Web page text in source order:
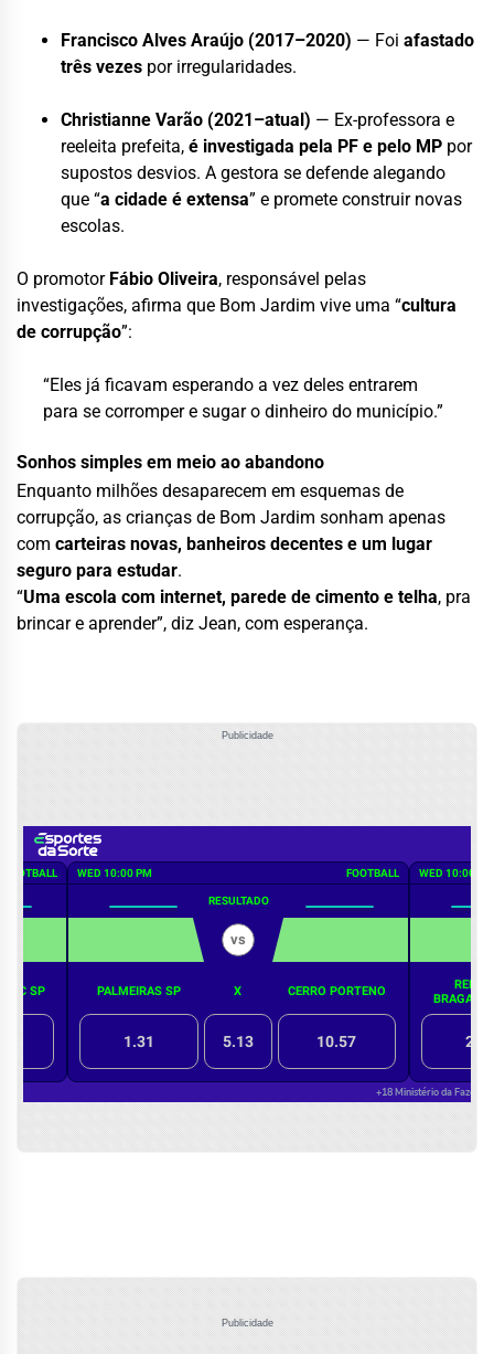
Francisco Alves Araújo (2017–2020) — Foi afastado
três vezes por irregularidades.
Christianne Varão (2021–atual) — Ex-professora e
reeleita prefeita, é investigada pela PF e pelo MP por
supostos desvios. A gestora se defende alegando
que “a cidade é extensa” e promete construir novas
escolas.
O promotor Fábio Oliveira, responsável pelas
investigações, afirma que Bom Jardim vive uma “cultura
de corrupção”:
“Eles já ficavam esperando a vez deles entrarem
para se corromper e sugar o dinheiro do município.”
Sonhos simples em meio ao abandono
Enquanto milhões desaparecem em esquemas de
corrupção, as crianças de Bom Jardim sonham apenas
com carteiras novas, banheiros decentes e um lugar
seguro para estudar.
“Uma escola com internet, parede de cimento e telha, pra
brincar e aprender”, diz Jean, com esperança.
Publicidade
Publicidade